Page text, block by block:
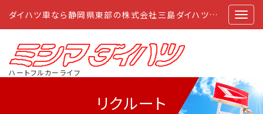
ダイハツ車なら静岡県東部の株式会社三島ダイハツにおまかせ
ハートフルカーライフ
リクルート